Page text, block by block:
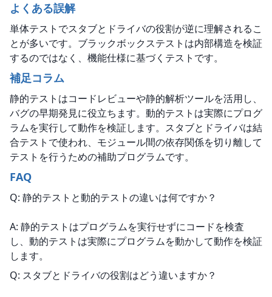
よくある誤解
単体テストでスタブとドライバの役割が逆に理解されるこ
とが多いです。ブラックボックステストは内部構造を検証
するのではなく、機能仕様に基づくテストです。
補足コラム
静的テストはコードレビューや静的解析ツールを活用し、
バグの早期発見に役立ちます。動的テストは実際にプログ
ラムを実行して動作を検証します。スタブとドライバは結
合テストで使われ、モジュール間の依存関係を切り離して
テストを行うための補助プログラムです。
FAQ
Q: 静的テストと動的テストの違いは何ですか？
A: 静的テストはプログラムを実行せずにコードを検査
し、動的テストは実際にプログラムを動かして動作を検証
します。
Q: スタブとドライバの役割はどう違いますか？